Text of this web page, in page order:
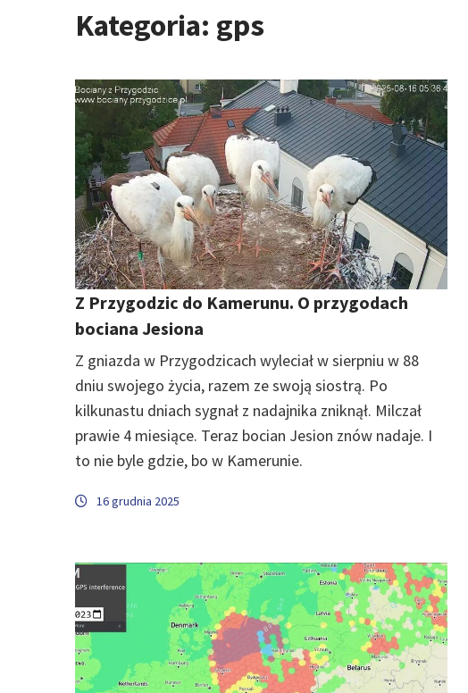
Kategoria: gps
Z Przygodzic do Kamerunu. O przygodach
bociana Jesiona
Z gniazda w Przygodzicach wyleciał w sierpniu w 88
dniu swojego życia, razem ze swoją siostrą. Po
kilkunastu dniach sygnał z nadajnika zniknął. Milczał
prawie 4 miesiące. Teraz bocian Jesion znów nadaje. I
to nie byle gdzie, bo w Kamerunie.
16 grudnia 2025